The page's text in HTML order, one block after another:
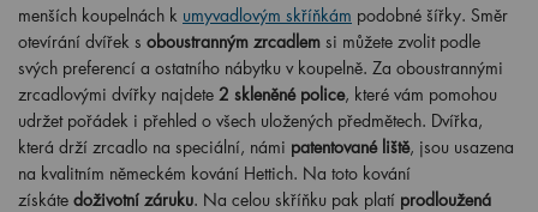
menších koupelnách k umyvadlovým skříňkám podobné šířky. Směr
otevírání dvířek s oboustranným zrcadlem si můžete zvolit podle
svých preferencí a ostatního nábytku v koupelně. Za oboustrannými
zrcadlovými dvířky najdete 2 skleněné police, které vám pomohou
udržet pořádek i přehled o všech uložených předmětech. Dvířka,
která drží zrcadlo na speciální, námi patentované liště, jsou usazena
na kvalitním německém kování Hettich. Na toto kování
získáte doživotní záruku. Na celou skříňku pak platí prodloužená